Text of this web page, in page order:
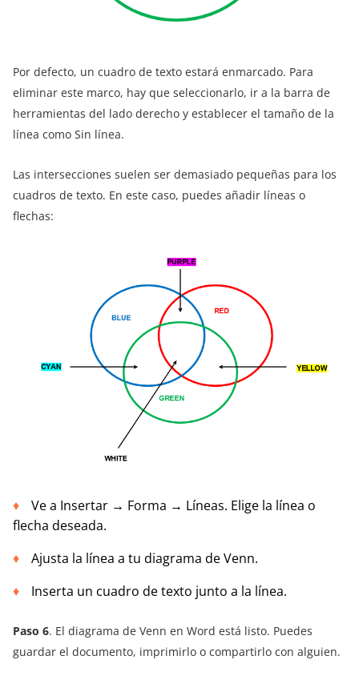
Por defecto, un cuadro de texto estará enmarcado. Para
eliminar este marco, hay que seleccionarlo, ir a la barra de
herramientas del lado derecho y establecer el tamaño de la
línea como Sin línea.
Las intersecciones suelen ser demasiado pequeñas para los
cuadros de texto. En este caso, puedes añadir líneas o
flechas:
Ve a Insertar → Forma → Líneas. Elige la línea o
flecha deseada.
Ajusta la línea a tu diagrama de Venn.
Inserta un cuadro de texto junto a la línea.
Paso 6. El diagrama de Venn en Word está listo. Puedes
guardar el documento, imprimirlo o compartirlo con alguien.